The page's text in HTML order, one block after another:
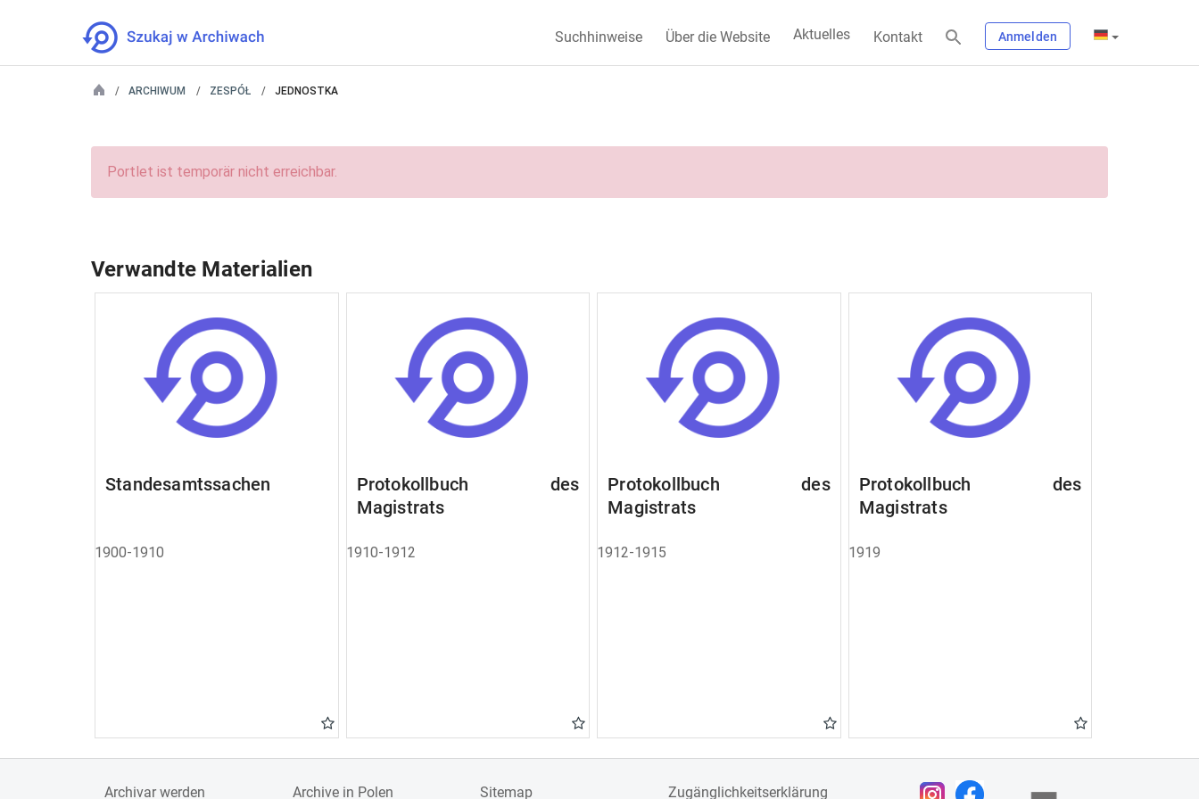
Suchhinweise Über die Website Aktuelles Kontakt Anmelden
ARCHIWUM ZESPÓŁ JEDNOSTKA
Portlet ist temporär nicht erreichbar.
Verwandte Materialien
Standesamtssachen
1900-1910
Protokollbuch des
Magistrats
1910-1912
Protokollbuch des
Magistrats
1912-1915
Protokollbuch des
Magistrats
1919
Archivar werden Archive in Polen Sitemap Zugänglichkeitserklärung